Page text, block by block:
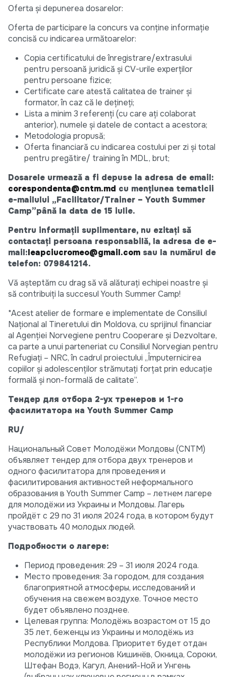
Oferta și depunerea dosarelor:
Oferta de participare la concurs va conţine informație
concisă cu indicarea următoarelor:
Copia certificatului de înregistrare/extrasului
pentru persoană juridică și CV-urile experților
pentru persoane fizice;
Certificate care atestă calitatea de trainer și
formator, în caz că le dețineți;
Lista a minim 3 referenți (cu care ați colaborat
anterior), numele și datele de contact a acestora;
Metodologia propusă;
Oferta financiară cu indicarea costului per zi și total
pentru pregătire/ training în MDL, brut;
Dosarele urmează a fi depuse la adresa de email:
corespondenta@cntm.md cu mențiunea tematicii
e-mailului „Facilitator/Trainer – Youth Summer
Camp”până la data de 15 iulie.
Pentru informații suplimentare, nu ezitați să
contactați persoana responsabilă, la adresa de e-
mail:leapciucromeo@gmail.com sau la numărul de
telefon: 079841214.
Vă așteptăm cu drag să vă alăturați echipei noastre și
să contribuiți la succesul Youth Summer Camp!
*Acest atelier de formare e implementate de Consiliul
Național al Tineretului din Moldova, cu sprijinul financiar
al Agenției Norvegiene pentru Cooperare și Dezvoltare,
ca parte a unui parteneriat cu Consiliul Norvegian pentru
Refugiați – NRC, în cadrul proiectului „Împuternicirea
copiilor și adolescenților strămutați forțat prin educație
formală și non-formală de calitate”.
Тендер для отбора 2-ух тренеров и 1-го
фасилитатора на Youth Summer Camp
RU/
Национальный Совет Молодёжи Молдовы (CNTM)
объявляет тендер для отбора двух тренеров и
одного фасилитатора для проведения и
фасилитирования активностей неформального
образования в Youth Summer Camp – летнем лагере
для молодёжи из Украины и Молдовы. Лагерь
пройдёт с 29 по 31 июля 2024 года, в котором будут
участвовать 40 молодых людей.
Подробности о лагере:
Период проведения: 29 – 31 июля 2024 года.
Место проведения: За городом, для создания
благоприятной атмосферы, исследований и
обучения на свежем воздухе. Точное место
будет объявлено позднее.
Целевая группа: Молодёжь возрастом от 15 до
35 лет, беженцы из Украины и молодёжь из
Республики Молдова. Приоритет будет отдан
молодёжи из регионов Кишинёв, Окница, Сороки,
Штефан Водэ, Кагул, Анений-Ной и Унгень